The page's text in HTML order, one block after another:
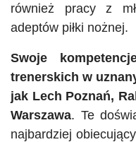
również pracy z
adeptów piłki nożnej.
Swoje
trenerskich w
jak Lech Poznań,
Warszawa. Te
najbardziej